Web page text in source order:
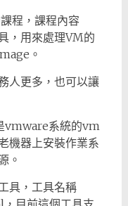
程，課程內容
，用來處理VM的
。
人更多，也可以讓
vmware系統的vm
機器上安裝作業系
。
具，工具名稱